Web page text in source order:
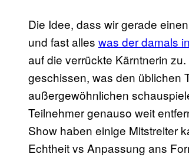
Die Idee, dass wir gerade
und fast alles was der damals
auf die verrückte Kärntnerin
geschissen, was den üblichen
außergewöhnlichen
Teilnehmer genauso weit
Show haben einige Mitstreiter
Echtheit vs Anpassung ans